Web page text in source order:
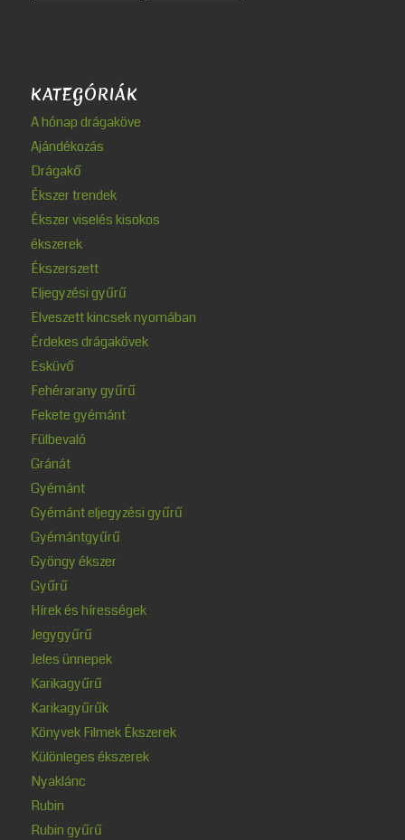
KATEGÓRIÁK
A hónap drágaköve
Ajándékozás
Drágakő
Ékszer trendek
Ékszer viselés kisokos
ékszerek
Ékszerszett
Eljegyzési gyűrű
Elveszett kincsek nyomában
Érdekes drágakövek
Esküvő
Fehérarany gyűrű
Fekete gyémánt
Fülbevaló
Gránát
Gyémánt
Gyémánt eljegyzési gyűrű
Gyémántgyűrű
Gyöngy ékszer
Gyűrű
Hírek és hírességek
Jegygyűrű
Jeles ünnepek
Karikagyűrű
Karikagyűrűk
Könyvek Filmek Ékszerek
Különleges ékszerek
Nyaklánc
Rubin
Rubin gyűrű